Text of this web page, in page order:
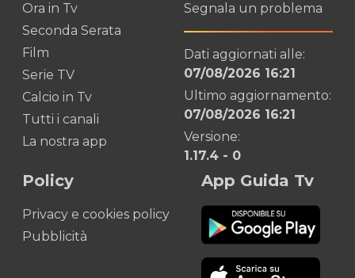
Ora in Tv
Seconda Serata
Film
Serie TV
Calcio in Tv
Tutti i canali
La nostra app
Segnala un problema
Dati aggiornati alle:
07/08/2026 16:21
Ultimo aggiornamento:
07/08/2026 16:21
Versione:
1.17.4 - 0
Policy
Privacy e cookies policy
Pubblicità
App Guida Tv